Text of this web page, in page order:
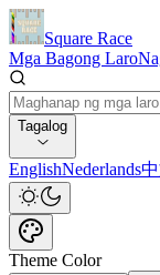
Square Race
Mga Bagong Laro
Tagalog
EnglishNederlands
Theme Color